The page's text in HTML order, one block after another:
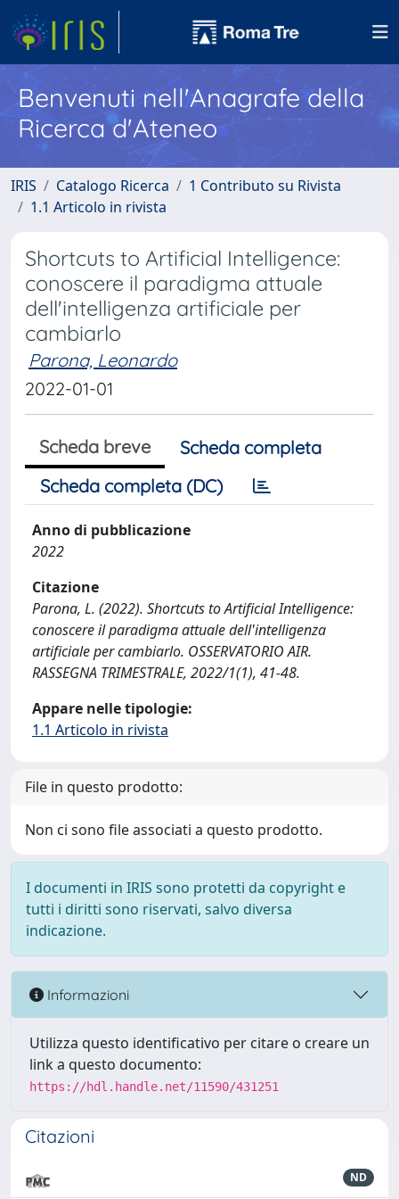
Benvenuti nell'Anagrafe della
Ricerca d'Ateneo
IRIS Catalogo Ricerca
1 Contributo su Rivista
1.1 Articolo in rivista
Shortcuts to Artificial Intelligence:
conoscere il paradigma attuale
dell'intelligenza artificiale per
cambiarlo
Parona, Leonardo
2022-01-01
Scheda breve
Scheda completa
Scheda completa (DC)
Anno di pubblicazione
2022
Citazione
Parona, L. (2022). Shortcuts to Artificial Intelligence:
conoscere il paradigma attuale dell'intelligenza
artificiale per cambiarlo. OSSERVATORIO AIR.
RASSEGNA TRIMESTRALE, 2022/1(1), 41-48.
Appare nelle tipologie:
1.1 Articolo in rivista
File in questo prodotto:
Non ci sono file associati a questo prodotto.
I documenti in IRIS sono protetti da copyright e
tutti i diritti sono riservati, salvo diversa
indicazione.
Informazioni
Utilizza questo identificativo per citare o creare un
link a questo documento:
https://hdl.handle.net/11590/431251
Citazioni
ND